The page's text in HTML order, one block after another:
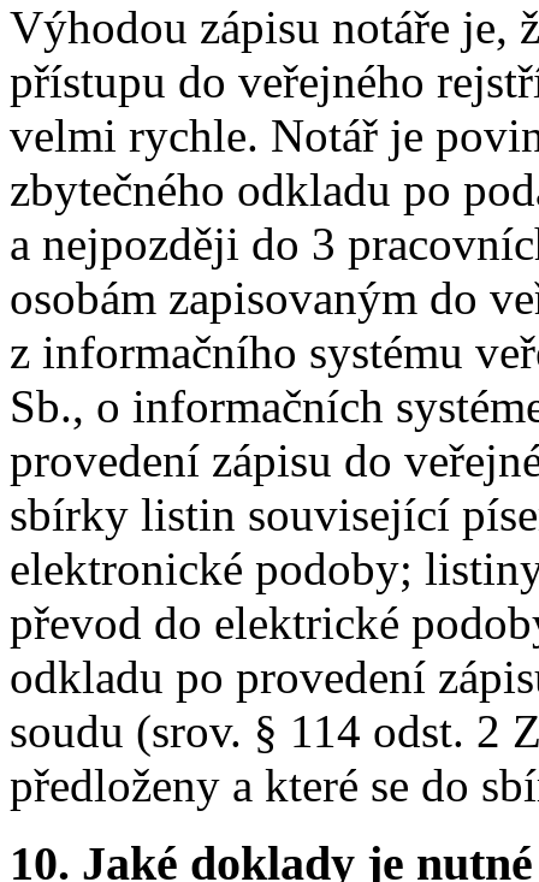
Výhodou zápisu notáře je,
přístupu do veřejného
velmi rychle. Notář je
zbytečného odkladu po
a nejpozději do 3
osobám zapisovaným do
z informačního systému
Sb., o informačních
provedení zápisu do
sbírky listin související
elektronické podoby;
převod do elektrické
odkladu po provedení
soudu (srov. § 114 odst. 2
předloženy a které se do
10. Jaké doklady je